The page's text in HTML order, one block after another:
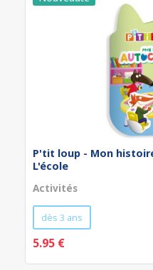
P'tit loup - Mon
L'école
Activités
dès 3 ans
5.95 €